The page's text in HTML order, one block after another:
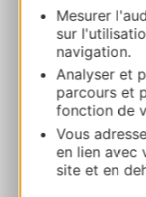
Mesurer
sur
navigation.
Analyser et
parcours et
fonction de
Vous
en lien avec
site et en
Les
tilleuls
Grand-